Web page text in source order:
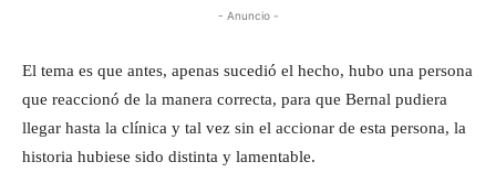
- Anuncio -
El tema es que antes, apenas sucedió el hecho, hubo una persona
que reaccionó de la manera correcta, para que Bernal pudiera
llegar hasta la clínica y tal vez sin el accionar de esta persona, la
historia hubiese sido distinta y lamentable.